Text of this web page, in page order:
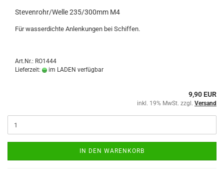
Stevenrohr/Welle 235/300mm M4
Für wasserdichte Anlenkungen bei Schiffen.
Art.Nr.: RO1444
Lieferzeit:
im LADEN verfügbar
9,90 EUR
inkl. 19% MwSt. zzgl. Versand
IN DEN WARENKORB